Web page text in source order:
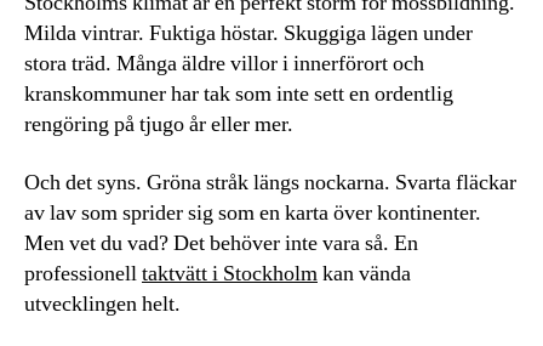
Milda vintrar. Fuktiga höstar. Skuggiga lägen under
stora träd. Många äldre villor i innerförort och
kranskommuner har tak som inte sett en ordentlig
rengöring på tjugo år eller mer.
Och det syns. Gröna stråk längs nockarna. Svarta fläckar
av lav som sprider sig som en karta över kontinenter.
Men vet du vad? Det behöver inte vara så. En
professionelltaktvätt i Stockholmkan vända
utvecklingen helt.